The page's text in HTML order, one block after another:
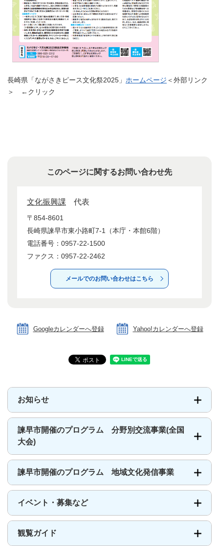
長崎県「ながさきピース文化祭2025」 ホームページ ＜外部リンク
＞
←クリック
このページに関するお問い合わせ先
文化振興課 代表
〒854-8601
長崎県諫早市東小路町7-1（本庁・本館6階）
電話番号：0957-22-1500
ファクス：0957-22-2462
メールでのお問い合わせはこちら
Googleカレンダーへ登録 Yahoo!カレンダーへ登録
お知らせ
諫早市開催のプログラム 分野別交流事業(全国
大会)
諫早市開催のプログラム 地域文化発信事業
イベント・募集など
観覧ガイド